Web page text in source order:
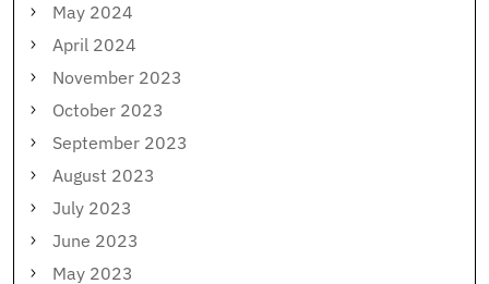
May 2024
April 2024
November 2023
October 2023
September 2023
August 2023
July 2023
June 2023
May 2023